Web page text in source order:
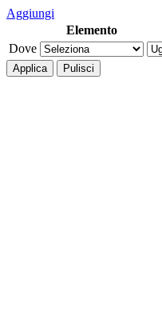
Aggiungi
Dove
Elemento